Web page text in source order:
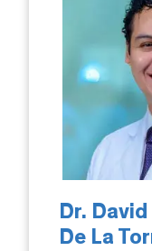
Dr.
De La